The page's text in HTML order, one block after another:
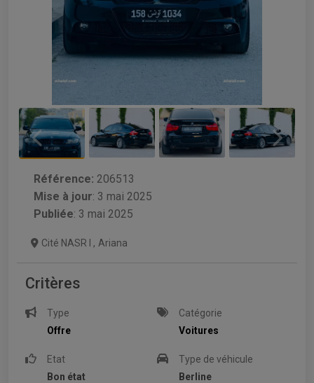
Référence: 206513
Mise à jour: 3 mai 2025
Publiée: 3 mai 2025
Cité NASR I , Ariana
Critères
Type
Offre
Catégorie
Voitures
Etat
Bon état
Type de véhicule
Berline